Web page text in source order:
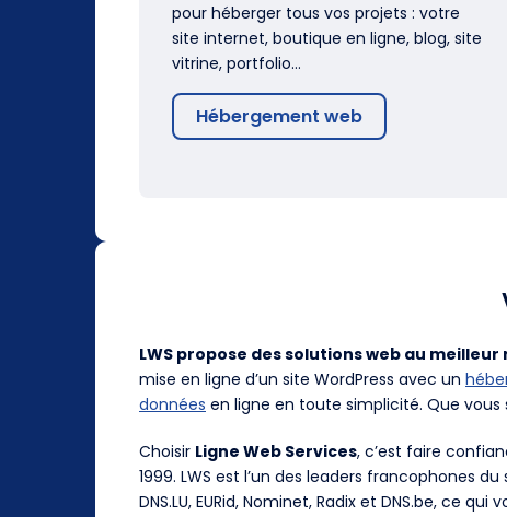
pour héberger tous vos projets : votre
site internet, boutique en ligne, blog, site
vitrine, portfolio…
Hébergement web
LWS propose des solutions web au
mise en ligne d’un site WordPress avec un
données en ligne en toute simplicité. Que
Choisir Ligne Web Services, c’est faire
1999. LWS est l’un des leaders francophones
DNS.LU, EURid, Nominet, Radix et DNS.be, ce